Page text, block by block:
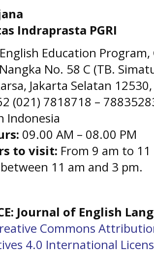
Indraprasta PGRI
English Education
No. 58 C (TB.
Jakarta Selatan
(021) 7818718 –
Indonesia
09.00 AM – 08.00 PM
to visit: From 9 am to
11 am and 3 pm.
Journal of English
Commons
4.0 International